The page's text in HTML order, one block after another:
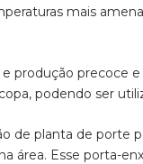
mais
produção precoce
podendo ser
de planta de porte
área. Esse porta-